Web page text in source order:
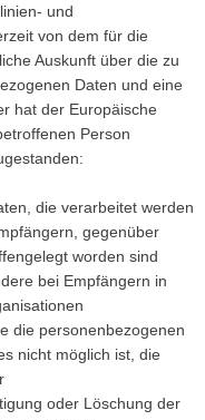
und
von dem für die
Auskunft über die zu
Daten und eine
hat der Europäische
Person
die verarbeitet werden
gegenüber
worden sind
bei Empfängern in
die personenbezogenen
nicht möglich ist, die
oder Löschung der